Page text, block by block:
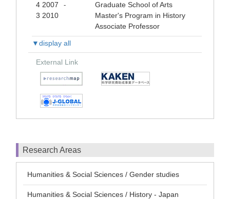
4 2007 -
3 2010
Graduate School of Arts
Master's Program in History
Associate Professor
▼display all
External Link
Research Areas
Humanities & Social Sciences / Gender studies
Humanities & Social Sciences / History - Japan